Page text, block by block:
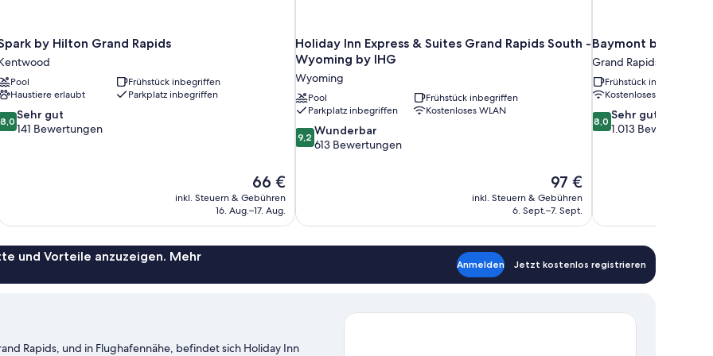
by Hilton Grand Rapids
Pool
Frühstück inbegriffen
Haustiere erlaubt
Parkplatz inbegriffen
8,0 Sehr gut
141 Bewertungen
Der
Preis
beträgt
66 €
inkl. Steuern & Gebühren
16. Aug.–17. Aug.
Holiday Inn Express & Suites Grand Rapids South -
Wyoming by IHG
Wyoming
Pool
Frühstück inbegriffen
Parkplatz inbegriffen
Kostenloses WLAN
9.2
von
9,2 Wunderbar
613 Bewertungen
Der
Preis
beträgt
97 €
inkl. Steuern & Gebühren
6. Sept.–7. Sept.
Baymont by
Grand Rapids
Frühstück inbegriffen
Kostenloses WLAN
8.0
von
8,0 Sehr gut
1.013 Bewertungen
und Vorteile anzuzeigen. Mehr
Anmelden Jetzt kostenlos registrieren
Rapids, und in Flughafennähe, befindet sich Holiday Inn